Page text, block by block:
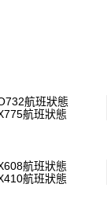
航班狀態
航班狀態
航班狀態
航班狀態